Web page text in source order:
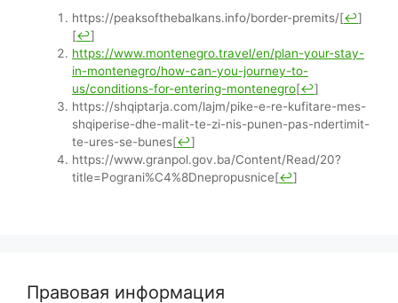
https://peaksofthebalkans.info/border-premits/[↩]
[↩]
https://www.montenegro.travel/en/plan-your-stay-
in-montenegro/how-can-you-journey-to-
us/conditions-for-entering-montenegro[↩]
https://shqiptarja.com/lajm/pike-e-re-kufitare-mes-
shqiperise-dhe-malit-te-zi-nis-punen-pas-ndertimit-
te-ures-se-bunes[↩]
https://www.granpol.gov.ba/Content/Read/20?
title=Pograni%C4%8Dnepropusnice[↩]
Правовая информация